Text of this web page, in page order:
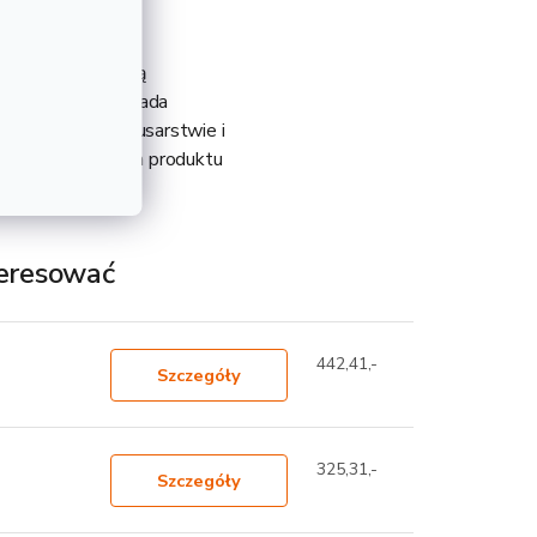
jest metodą
stalowy, posiada
głównie w ślusarstwie i
53,76 kg. Waga produktu
Szczegóły 442,41,-
Szczegóły 325,31,-